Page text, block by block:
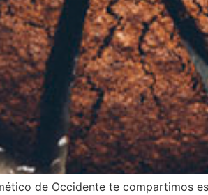
de Occidente te compartimos